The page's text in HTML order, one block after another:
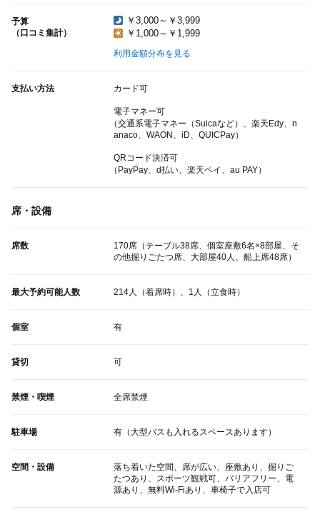
予算
（口コミ集計）
￥3,000～￥3,999
￥1,000～￥1,999
利用金額分布を見る
支払い方法 カード可
電子マネー可
（交通系電子マネー（Suicaなど）、楽天Edy、n
anaco、WAON、iD、QUICPay）
QRコード決済可
（PayPay、d払い、楽天ペイ、au PAY）
席・設備
席数
170席（テーブル38席、個室座敷6名×8部屋、そ
の他掘りごたつ席、大部屋40人、船上席48席）
最大予約可能人数 214人（着席時）、1人（立食時）
個室 有
貸切 可
禁煙・喫煙 全席禁煙
駐車場 有（大型バスも入れるスペースあります）
空間・設備
落ち着いた空間、席が広い、座敷あり、掘りご
たつあり、スポーツ観戦可、バリアフリー、電
源あり、無料Wi-Fiあり、車椅子で入店可